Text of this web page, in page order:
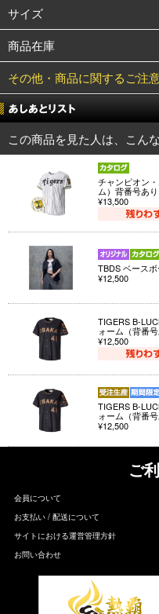
サイズ
商品在庫
その他・商品に関するご注
この商品を見た人は、こん
チャンピオン
ム）背番号あり
¥13,500
TBDS ベース
¥12,500
TIGERS B-
ォーム（背番号
¥12,500
TIGERS B-
ォーム（背番
¥12,500
ご
会員について
お支払い / 配送について
サイトにおける運営管理方針
お問い合わせ